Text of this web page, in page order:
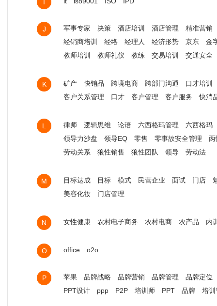
I
J 军事专家 决策 酒店培训 酒店管理
精准营销
经销商培训
经络 经理人 经济形势 京东
金
教师培训
教师礼仪 教练 交易培训 交通安全
K 矿产 快销品 跨境电商 跨部门沟通
口才培训
客户关系管理
口才 客户管理 客户服务 快消
L 律师 逻辑思维 论语 六西格玛管理
六西格玛
领导力沙盘
领导EQ 零售 零事故安全管理
两
劳动关系
狼性销售 狼性团队 领导 劳动法
M 目标达成 目标 模式 民营企业 面试 门店
美容化妆
门店管理
N 女性健康 农村电子商务 农村电商 农产品 内
O office o2o
P 苹果 品牌战略 品牌营销 品牌管理
品牌定位
PPT设计
ppp P2P 培训师 PPT 品牌 培训